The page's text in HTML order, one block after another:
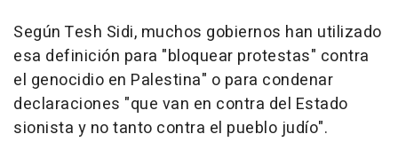
Según Tesh Sidi, muchos gobiernos han utilizado
esa definición para "bloquear protestas" contra
el genocidio en Palestina" o para condenar
declaraciones "que van en contra del Estado
sionista y no tanto contra el pueblo judío".